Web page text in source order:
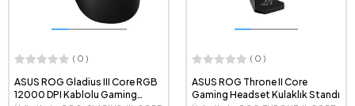
( 0 )
ASUS ROG Gladius III Core RGB
12000 DPI Kablolu Gaming
( 0 )
ASUS ROG Throne II Core
Gaming Headset Kulaklık Standı